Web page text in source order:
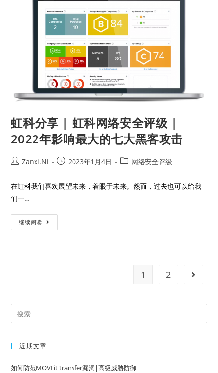
虹科分享 | 虹科网络安全评级 |
2022年影响最大的七大黑客攻击
Zanxi.Ni 2023年1月4日 网络安全评级
在虹科我们喜欢展望未来，着眼于未来。然而，过去也可以给我
们一…
继续阅读
1 2
近期文章
如何防范MOVEit transfer漏洞|高级威胁防御